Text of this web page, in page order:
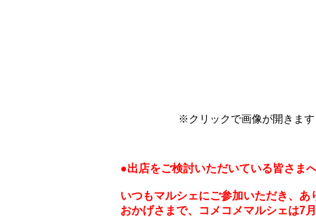
※クリックで画像が開きます
●出店をご検討いただいている皆さま
いつもマルシェにご参加いただき、あ
おかげさまで、コメコメマルシェは7